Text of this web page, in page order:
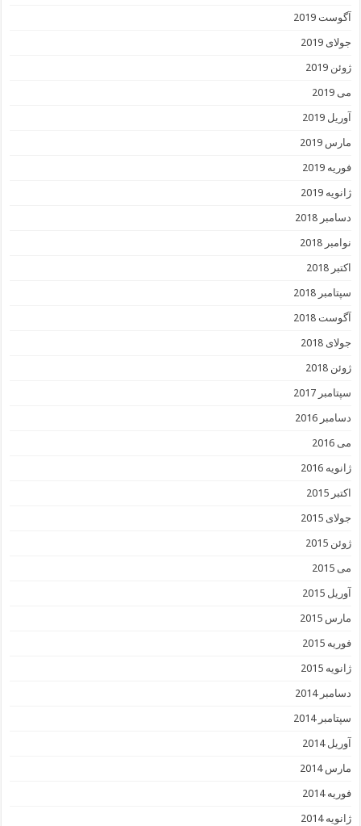
آگوست 2019
جولای 2019
ژوئن 2019
می 2019
آوریل 2019
مارس 2019
فوریه 2019
ژانویه 2019
دسامبر 2018
نوامبر 2018
اکتبر 2018
سپتامبر 2018
آگوست 2018
جولای 2018
ژوئن 2018
سپتامبر 2017
دسامبر 2016
می 2016
ژانویه 2016
اکتبر 2015
جولای 2015
ژوئن 2015
می 2015
آوریل 2015
مارس 2015
فوریه 2015
ژانویه 2015
دسامبر 2014
سپتامبر 2014
آوریل 2014
مارس 2014
فوریه 2014
ژانویه 2014